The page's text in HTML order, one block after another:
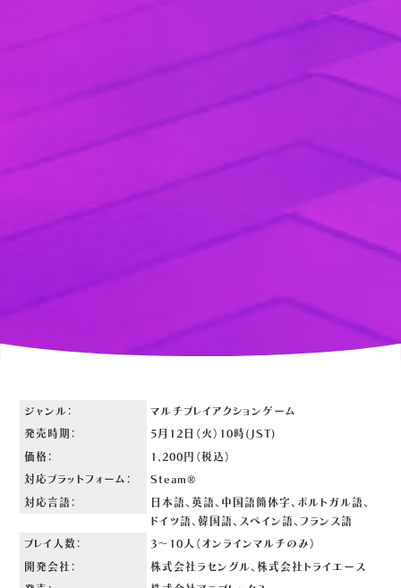
ジャンル： マルチプレイアクションゲーム
発売時期： 5月12日（火）10時(JST)
価格： 1,200円（税込）
対応プラットフォーム： Steam®
対応言語：
日本語、英語、中国語簡体字、ポルトガル語、
ドイツ語、 韓国語、スペイン語、フランス語
プレイ人数： 3～10人（オンラインマルチのみ）
開発会社： 株式会社ラセングル、株式会社トライエース